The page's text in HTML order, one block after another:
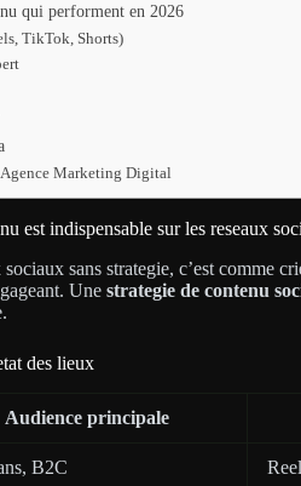
qui performent en 2026
TikTok, Shorts)
Marketing Digital
est indispensable sur les reseaux
sociaux sans strategie, c’est
Une strategie de contenu
des lieux
Audience principale
B2C